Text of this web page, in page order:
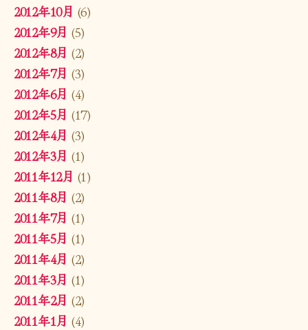
2012年10月 (6)
2012年9月 (5)
2012年8月 (2)
2012年7月 (3)
2012年6月 (4)
2012年5月 (17)
2012年4月 (3)
2012年3月 (1)
2011年12月 (1)
2011年8月 (2)
2011年7月 (1)
2011年5月 (1)
2011年4月 (2)
2011年3月 (1)
2011年2月 (2)
2011年1月 (4)